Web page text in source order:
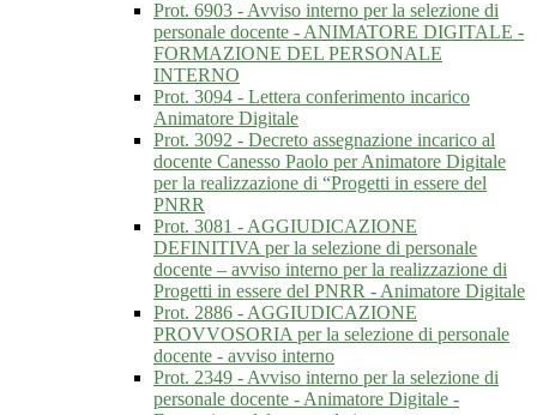
Prot. 6903 - Avviso interno per la selezione di
personale docente - ANIMATORE DIGITALE -
FORMAZIONE DEL PERSONALE
INTERNO
Prot. 3094 - Lettera conferimento incarico
Animatore Digitale
Prot. 3092 - Decreto assegnazione incarico al
docente Canesso Paolo per Animatore Digitale
per la realizzazione di “Progetti in essere del
PNRR
Prot. 3081 - AGGIUDICAZIONE
DEFINITIVA per la selezione di personale
docente – avviso interno per la realizzazione di
Progetti in essere del PNRR - Animatore Digitale
Prot. 2886 - AGGIUDICAZIONE
PROVVOSORIA per la selezione di personale
docente - avviso interno
Prot. 2349 - Avviso interno per la selezione di
personale docente - Animatore Digitale -